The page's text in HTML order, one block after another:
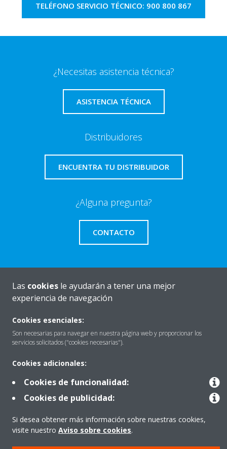
TELÉFONO SERVICIO TÉCNICO: 900 800 867
¿Necesitas asistencia técnica?
ASISTENCIA TÉCNICA
Distribuidores
ENCUENTRA TU DISTRIBUIDOR
¿Alguna pregunta?
CONTACTO
Quiénes somos
Destacados
Contactar con Daikin
Copyright © Daikin
Las cookies le ayudarán a tener una mejor
experiencia de navegación
Cookies esenciales:
Son necesarias para navegar en nuestra página web y proporcionar los
servicios solicitados ("cookies necesarias").
Cookies adicionales:
Cookies de funcionalidad:
Cookies de publicidad:
Si desea obtener más información sobre nuestras cookies,
visite nuestro Aviso sobre cookies.